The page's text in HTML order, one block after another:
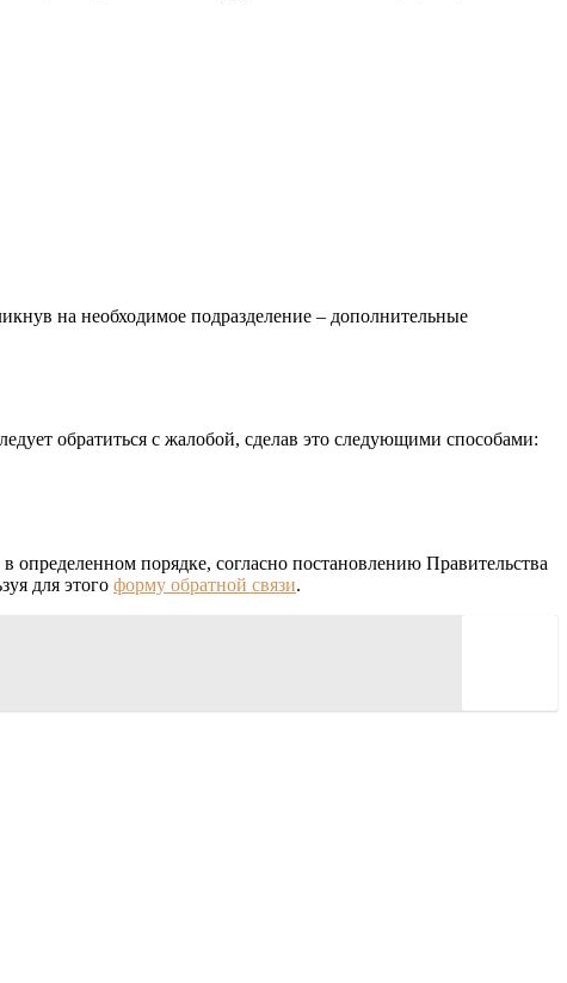
на необходимое подразделение – дополнительные
обратиться с жалобой, сделав это следующими способами:
порядке, согласно постановлению Правительства
для этого форму обратной связи.